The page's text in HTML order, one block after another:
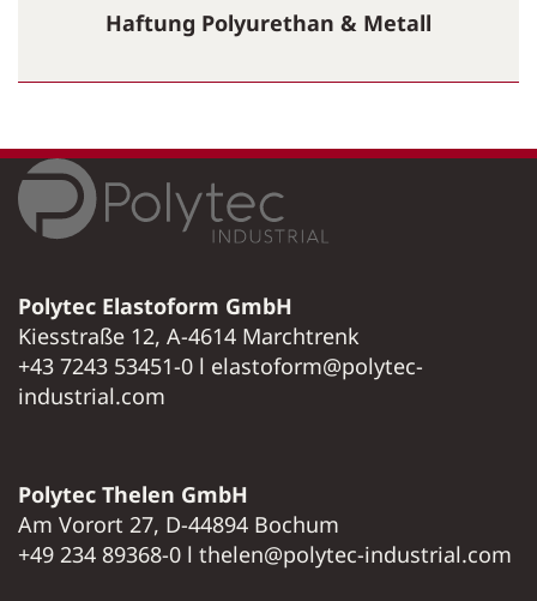
Haftung Polyurethan & Metall
Polytec Elastoform GmbH
Kiesstraße 12, A-4614 Marchtrenk
+43 7243 53451-0 l elastoform@polytec-
industrial.com
Polytec Thelen GmbH
Am Vorort 27, D-44894 Bochum
+49 234 89368-0 l thelen@polytec-industrial.com